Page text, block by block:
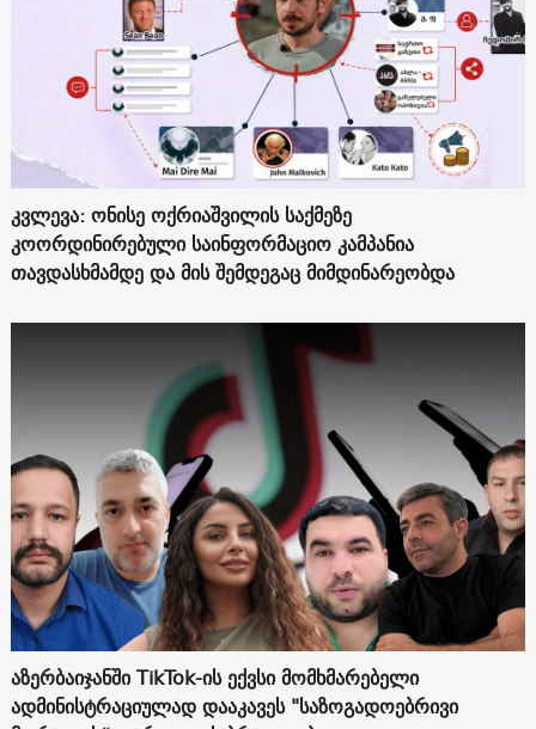
კვლევა: ონისე ოქრიაშვილის საქმეზე
კოორდინირებული საინფორმაციო კამპანია
თავდასხმამდე და მის შემდეგაც მიმდინარეობდა
აზერბაიჯანში TikTok-ის ექვსი მომხმარებელი
ადმინისტრაციულად დააკავეს "საზოგადოებრივი